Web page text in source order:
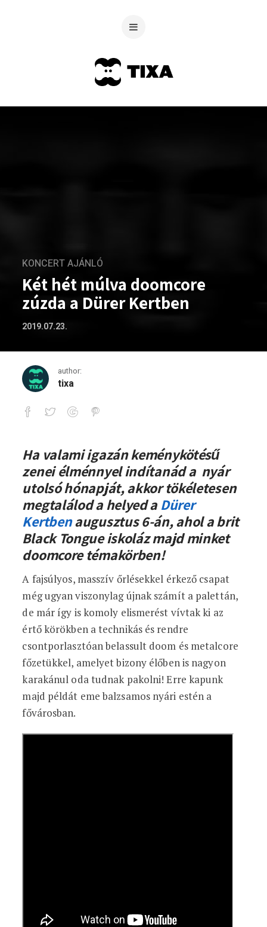
KONCERT AJÁNLÓ
Két hét múlva doomcore
zúzda a Dürer Kertben
2019.07.23.
author:
tixa
Két hét múlva doomcore zúzda a
Ha valami igazán keménykötésű
zenei élménnyel indítanád a nyár
utolsó hónapját, akkor tökéletesen
megtalálod a helyed a Dürer
Kertbenaugusztus 6-án, ahol a brit
Black Tongue iskoláz majd minket
doomcore témakörben!
A fajsúlyos, masszív őrlésekkel érkező csapat
még ugyan viszonylag újnak számít a palettán,
de már így is komoly elismerést vívtak ki az
értő körökben a technikás és rendre
csontporlasztóan belassult doom és metalcore
főzetükkel, amelyet bizony élőben is nagyon
karakánul oda tudnak pakolni! Erre kapunk
majd példát eme balzsamos nyári estén a
fővárosban.